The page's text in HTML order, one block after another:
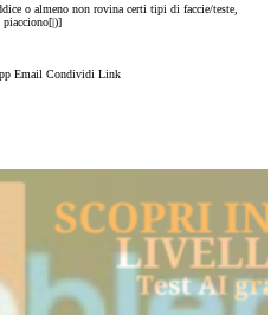
o almeno non rovina certi tipi di faccie/teste,
piacciono[|)]
Email Condividi Link